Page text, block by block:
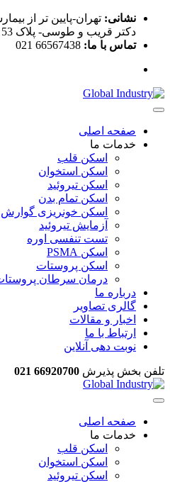
نشانی: تهران-پایین تر از
دکتر قریب و طوسی- پلاک 53
تماس با ما: 66567438 021
صفحه اصلی
خدمات ما
اسکن قلب
اسکن استخوان
اسکن تیروئید
اسکن تمام بدن
اسکن خونریزی گوارش
آزمایش تیروئید
تست تنفسی اوره
اسکن PSMA
اسکن پروستات
درمان سرطان پروستات
درباره ما
گالری تصاویر
اخبار و مقالات
ارتباط با ما
نوبت دهی آنلاین
تلفن بخش پذیرش 66920700 021
صفحه اصلی
خدمات ما
اسکن قلب
اسکن استخوان
اسکن تیروئید